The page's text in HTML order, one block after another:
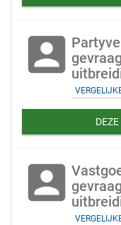
account_box
account_box